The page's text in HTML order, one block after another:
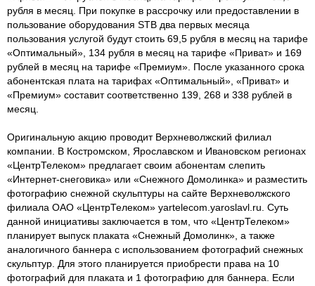
рубля в месяц. При покупке в рассрочку или предоставлении в
пользование оборудования STB два первых месяца
пользования услугой будут стоить 69,5 рубля в месяц на тарифе
«Оптимальный», 134 рубля в месяц на тарифе «Приват» и 169
рублей в месяц на тарифе «Премиум». После указанного срока
абонентская плата на тарифах «Оптимальный», «Приват» и
«Премиум» составит соответственно 139, 268 и 338 рублей в
месяц.
Оригинальную акцию проводит Верхневолжский филиал
компании. В Костромском, Ярославском и Ивановском регионах
«ЦентрТелеком» предлагает своим абонентам слепить
«Интернет-снеговика» или «Снежного Домолинка» и разместить
фотографию снежной скульптуры на сайте Верхневолжского
филиала ОАО «ЦентрТелеком» yartelecom.yaroslavl.ru. Суть
данной инициативы заключается в том, что «ЦентрТелеком»
планирует выпуск плаката «Снежный Домолинк», а также
аналогичного баннера с использованием фотографий снежных
скульптур. Для этого планируется приобрести права на 10
фотографий для плаката и 1 фотографию для баннера. Если